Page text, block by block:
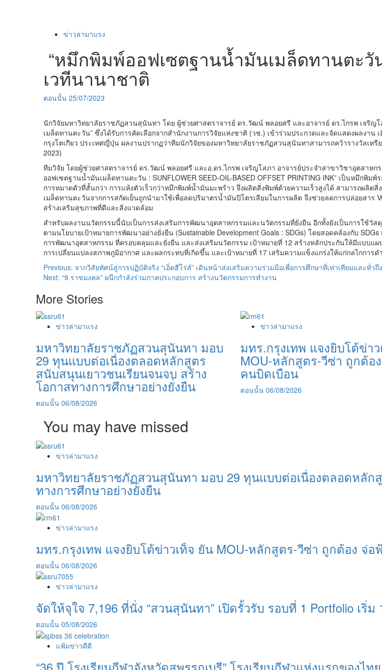
ข่าวล่ามาแรง
“หมึกพิมพ์ออฟเซตฐานน้ำมันเมล็ดทานตะวั
เวทีนานาชาติ
ตอนนั้น 25/07/2023
นักวิจัยมหาวิทยาลัยราชภัฏสวนสุนันทา โดย ผู้ช่วยศาสตราจารย์ ดร.วัฒน์ พลอยศรี และอาจารย์ ดร.ไกรพ เจริ
เมล็ดทานตะวัน” ซึ่งได้รับการคัดเลือกจากสำนักงานการวิจัยแห่งชาติ (วช.) เข้าร่วมประกวดและจัดแสดงผลงาน
กรุงโตเกียว ประเทศญี่ปุ่น ผลงานปรากฏว่าทีมนักวิจัยของมหาวิทยาลัยราชภัฏสวนสุนันทาสามารถคว้ารางวัลเหรี
2023)
ทีมวิจัย โดยผู้ช่วยศาสตราจารย์ ดร.วัฒน์ พลอยศรี และอ.ดร.ไกรพ เจริญโสภา อาจารย์ประจำสาขาวิชาอุตสาห
ออฟเซตฐานน้ำมันเมล็ดทานตะวัน : SUNFLOWER SEED-OIL-BASED OFFSET PRINTING INK” เป็นหมึก
การหมาดตัวที่สั้นกว่า การแห้งตัวเร็วกว่าหมึกพิมพ์น้ำมันมะพร้าว จึงผลิตสิ่งพิมพ์ด้วยความเร็วสูงได้ สามารถผลิ
เมล็ดทานตะวันจากการสกัดเย็นถูกนำมาใช้เพื่อลดปริมาตรน้ำมันปิโตรเลียมในการผลิต จึงช่วยลดการปล่อยสาร
สร้างเสริมสุขภาพที่ดีและสิ่งแวดล้อม
สำหรับผลงานนวัตกรรมนี้นับเป็นการส่งเสริมการพัฒนาอุตสาหกรรมและนวัตกรรมที่ยั่งยืน อีกทั้งยังเป็นการใช้วั
ตามนโยบายเป้าหมายการพัฒนาอย่างยั่งยืน (Sustainable Development Goals : SDGs) โดยสอดคล้องกับ
การพัฒนาอุตสาหกรรม ที่ครอบคลุมและยั่งยืน และส่งเสริมนวัตกรรม เป้าหมายที่ 12 สร้างหลักประกันให้มีแบบแ
การเปลี่ยนแปลงสภาพภูมิอากาศ และผลกระทบที่เกิดขึ้น และเป้าหมายที่ 17 เสริมความแข็งแกร่งให้แก่กลไกก
Post
navigation
Previous: จากวิสัยทัศน์สู่การปฏิบัติจริง “เอ็ดฮีโร่ส์” เดินหน้าส่งเสริมความร่วมมือเพื่อการศึกษาที่เท่าเทียมและทั่วถึง
Next: “9 ราชมงคล” ผนึกกำลังร่วมภาคประกอบการ สร้างนวัตกรรมการทำงาน
More Stories
ข่าวล่ามาแรง
มหาวิทยาลัยราชภัฏสวนสุนันทา มอบ
29 ทุนแบบต่อเนื่องตลอดหลักสูตร
สนับสนุนเยาวชนเรียนจนจบ สร้าง
โอกาสทางการศึกษาอย่างยั่งยืน
ตอนนั้น 06/08/2026
ข่าวล่ามาแรง
มทร.กรุงเทพ แจงยิบโต้ข่า
MOU-หลักสูตร-วีซ่า ถูกต้อ
คนบิดเบือน
ตอนนั้น 06/08/2026
You may have missed
ข่าวล่ามาแรง
มหาวิทยาลัยราชภัฏสวนสุนันทา มอบ 29 ทุนแบบต่อเนื่องตลอดหลัก
ทางการศึกษาอย่างยั่งยืน
ตอนนั้น 06/08/2026
ข่าวล่ามาแรง
มทร.กรุงเทพ แจงยิบโต้ข่าวเท็จ ยัน MOU-หลักสูตร-วีซ่า ถูกต้อง จ่อ
ตอนนั้น 06/08/2026
ข่าวล่ามาแรง
จัดให้จุใจ 7,196 ที่นั่ง “สวนสุนันทา” เปิดรั้วรับ รอบที่ 1 Portfolio เริ่
ตอนนั้น 05/08/2026
แฟ้มข่าวดีดี